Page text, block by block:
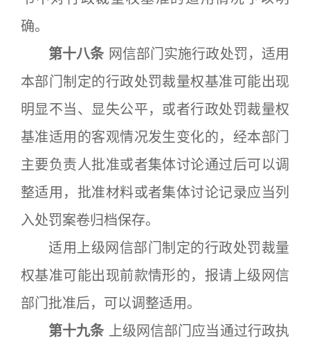
确。
第十八条 网信部门实施行政处罚，适用
本部门制定的行政处罚裁量权基准可能出现
明显不当、显失公平，或者行政处罚裁量权
基准适用的客观情况发生变化的，经本部门
主要负责人批准或者集体讨论通过后可以调
整适用，批准材料或者集体讨论记录应当列
入处罚案卷归档保存。
适用上级网信部门制定的行政处罚裁量
权基准可能出现前款情形的，报请上级网信
部门批准后，可以调整适用。
第十九条 上级网信部门应当通过行政执